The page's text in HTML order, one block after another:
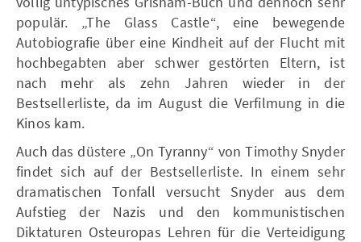
populär. „The Glass Castle“, eine bewegende
Autobiografie über eine Kindheit auf der Flucht mit
hochbegabten aber schwer gestörten Eltern, ist
nach mehr als zehn Jahren wieder in der
Bestsellerliste, da im August die Verfilmung in die
Kinos kam.
Auch das düstere „On Tyranny“ von Timothy Snyder
findet sich auf der Bestsellerliste. In einem sehr
dramatischen Tonfall versucht Snyder aus dem
Aufstieg der Nazis und den kommunistischen
Diktaturen Osteuropas Lehren für die Verteidigung